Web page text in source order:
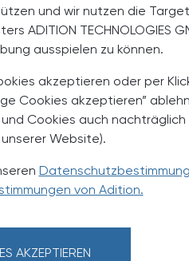
und wir nutzen die
ADITION TECHNOLOGIES
ausspielen zu können.
akzeptieren oder per
Cookies akzeptieren”
Cookies auch
Website).
von Adition.
AKZEPTIEREN
am Wörthersee,
und ein
Der
mehr ist als
– und dass der